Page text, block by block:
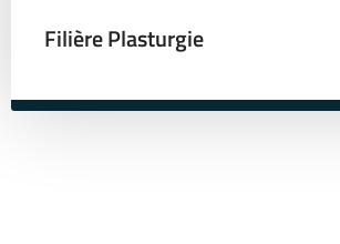
Filière Plasturgie